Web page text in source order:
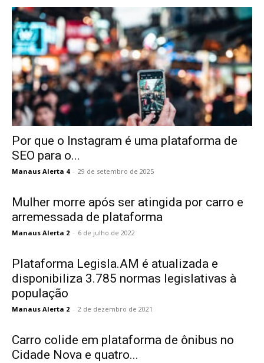
Por que o Instagram é uma plataforma de
SEO para o...
Manaus Alerta 4 - 29 de setembro de 2025
Mulher morre após ser atingida por carro e
arremessada de plataforma
Manaus Alerta 2 - 6 de julho de 2022
Plataforma Legisla.AM é atualizada e
disponibiliza 3.785 normas legislativas à
população
Manaus Alerta 2 - 2 de dezembro de 2021
Carro colide em plataforma de ônibus no
Cidade Nova e quatro...